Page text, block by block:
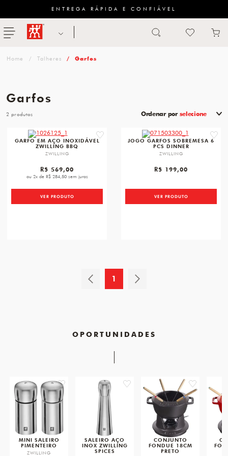
ENTREGA RÁPIDA E CONFIÁVEL
menu ZWILLING
MESA
PANELAS
TALHERES
Talheres Garfos
Garfos
Ordenar por selecione
2
favorite
GARFO EM AÇO INOXIDÁVEL
ZWILLING BBQ
ZWILLING
R$ 569,00
ou 2x de R$ 284,50 sem juros
VER PRODUTO
JOGO GARFOS SOBREMESA 6
PCS DINNER
ZWILLING
R$ 199,00
VER PRODUTO
1
OPORTUNIDADES
favorite
MINI SALEIRO
PIMENTEIRO
ZWILLING
favorite
SALEIRO AÇO
INOX ZWILLING
SPICES
favorite
CONJUNTO
FONDUE 18CM
PRETO